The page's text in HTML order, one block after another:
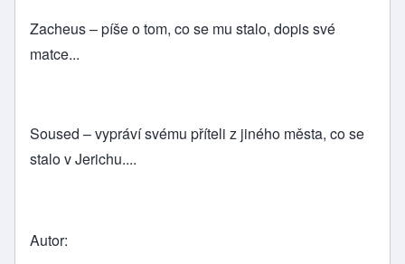
Zacheus – píše o tom, co se mu stalo, dopis své
matce...
Soused – vypráví svému příteli z jiného města, co se
stalo v Jerichu....
Autor